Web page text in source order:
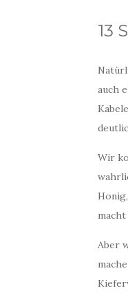
13
auch
Wir
Aber